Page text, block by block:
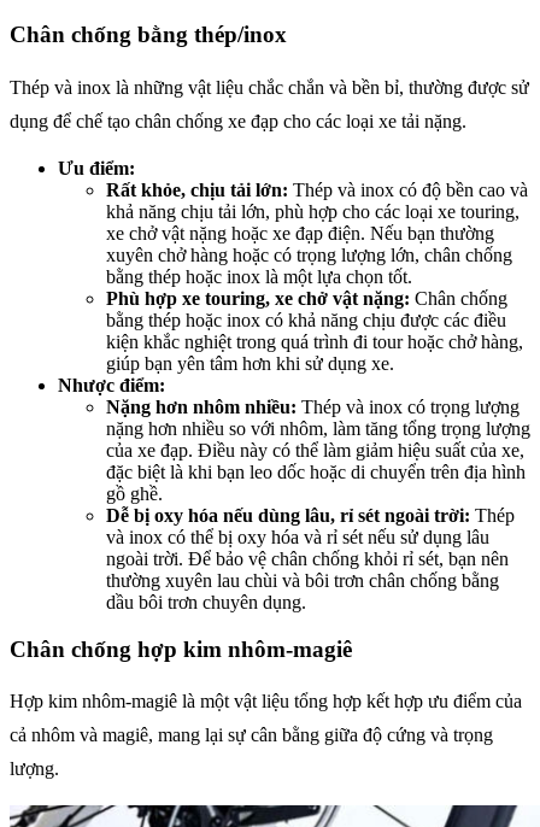
Chân chống bằng thép/inox
Thép và inox là những vật liệu chắc chắn và bền bỉ, thường được sử
dụng để chế tạo chân chống xe đạp cho các loại xe tải nặng.
Ưu điểm:
Rất khỏe, chịu tải lớn: Thép và inox có độ bền cao và
khả năng chịu tải lớn, phù hợp cho các loại xe touring,
xe chở vật nặng hoặc xe đạp điện. Nếu bạn thường
xuyên chở hàng hoặc có trọng lượng lớn, chân chống
bằng thép hoặc inox là một lựa chọn tốt.
Phù hợp xe touring, xe chở vật nặng: Chân chống
bằng thép hoặc inox có khả năng chịu được các điều
kiện khắc nghiệt trong quá trình đi tour hoặc chở hàng,
giúp bạn yên tâm hơn khi sử dụng xe.
Nhược điểm:
Nặng hơn nhôm nhiều: Thép và inox có trọng lượng
nặng hơn nhiều so với nhôm, làm tăng tổng trọng lượng
của xe đạp. Điều này có thể làm giảm hiệu suất của xe,
đặc biệt là khi bạn leo dốc hoặc di chuyển trên địa hình
gồ ghề.
Dễ bị oxy hóa nếu dùng lâu, rỉ sét ngoài trời: Thép
và inox có thể bị oxy hóa và rỉ sét nếu sử dụng lâu
ngoài trời. Để bảo vệ chân chống khỏi rỉ sét, bạn nên
thường xuyên lau chùi và bôi trơn chân chống bằng
dầu bôi trơn chuyên dụng.
Chân chống hợp kim nhôm-magiê
Hợp kim nhôm-magiê là một vật liệu tổng hợp kết hợp ưu điểm của
cả nhôm và magiê, mang lại sự cân bằng giữa độ cứng và trọng
lượng.